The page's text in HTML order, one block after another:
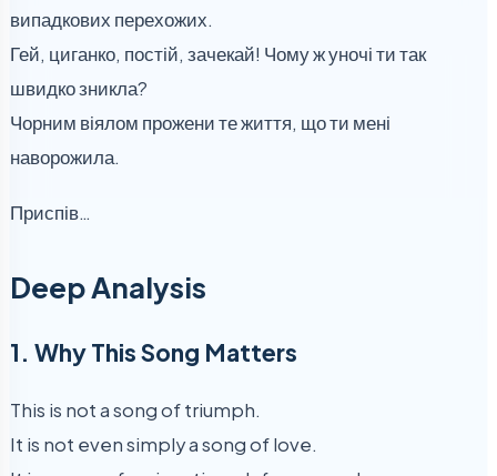
випадкових перехожих.
Гей, циганко, постій, зачекай! Чому ж уночі ти так
швидко зникла?
Чорним віялом прожени те життя, що ти мені
наворожила.
Приспів…
Deep Analysis
1. Why This Song Matters
This is not a song of triumph.
It is not even simply a song of love.